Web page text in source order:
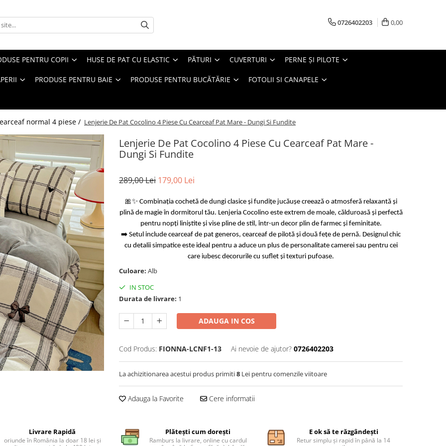
0726402203 0,00
PENTRU COPII HUSE DE PAT CU ELASTIC PĂTURI CUVERTURI PERNE ŞI PILOTE
PRODUSE PENTRU BAIE PRODUSE PENTRU BUCĂTĂRIE FOTOLII SI CANAPELE
normal 4 piese / Lenjerie De Pat Cocolino 4 Piese Cu Cearceaf Pat Mare - Dungi Si Fundite
Lenjerie De Pat Cocolino 4 Piese Cu Cearceaf Pat Mare -
Dungi Si Fundite
289,00 Lei 179,00 Lei
🎀✨ Combinația cochetă de dungi clasice și fundițe jucăușe creează o atmosferă relaxantă și
plină de magie în dormitorul tău. Lenjeria Cocolino este extrem de moale, călduroasă și perfectă
pentru nopți liniștite și vise pline de stil, într-un decor plin de farmec și feminitate.
➡️ Setul include cearceaf de pat generos, cearceaf de pilotă și două fețe de pernă. Designul chic
cu detalii simpatice este ideal pentru a aduce un plus de personalitate camerei sau pentru cei
care iubesc decorurile cu suflet și texturi pufoase.
Culoare: Alb
IN STOC
Durata de livrare: 1
ADAUGA IN COS
Cod Produs: FIONNA-LCNF1-13 Ai nevoie de ajutor? 0726402203
La achizitionarea acestui produs primiti8 Lei pentru comenzile viitoare
Adauga la Favorite Cere informatii
Livrare Rapidă
oriunde în România la doar 18 lei și
Plătești cum dorești
Ramburs la livrare, online cu cardul
E ok să te răzgândești
Retur simplu și rapid în până la 14